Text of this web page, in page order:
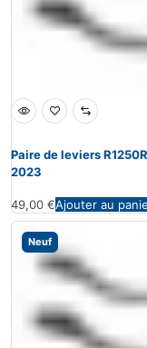
Paire de leviers
2023
49,00 €Ajouter au
Neuf